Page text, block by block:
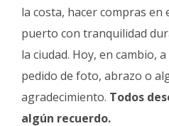
la costa, hacer compras
puerto con tranquilidad
la ciudad. Hoy, en cambio,
pedido de foto, abrazo o
agradecimiento. Todos
algún recuerdo.